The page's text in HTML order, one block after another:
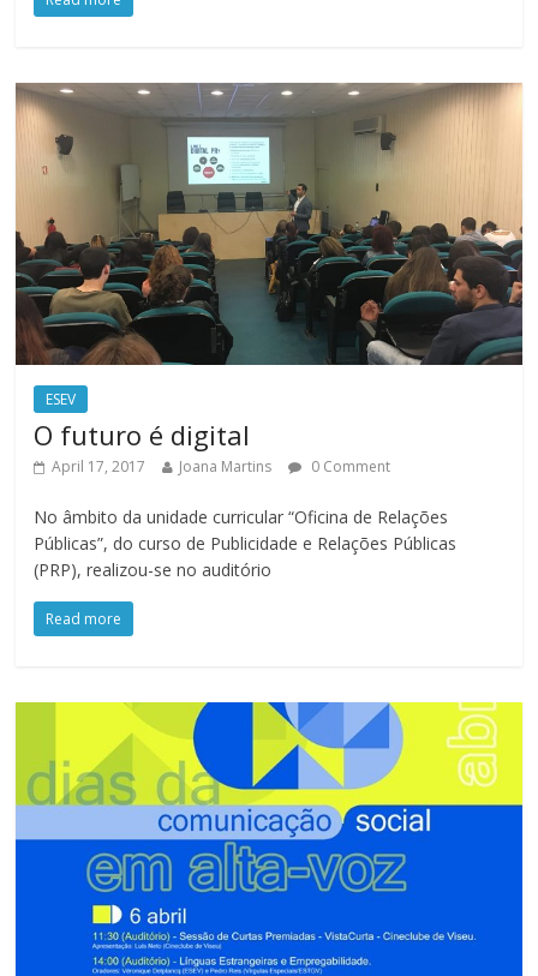
ESEV
O futuro é digital
April 17, 2017 Joana Martins 0 Comment
No âmbito da unidade curricular “Oficina de Relações
Públicas”, do curso de Publicidade e Relações Públicas
(PRP), realizou-se no auditório
Read more